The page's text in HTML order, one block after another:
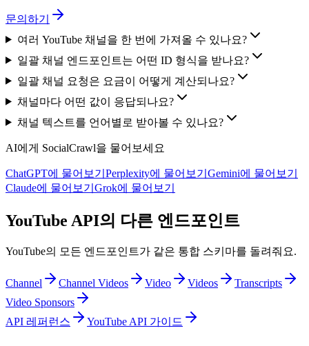
문의하기
여러 YouTube 채널을 한 번에 가져올 수 있나요?
일괄 채널 엔드포인트는 어떤 ID 형식을 받나요?
일괄 채널 요청은 요금이 어떻게 계산되나요?
채널마다 어떤 값이 응답되나요?
채널 텍스트를 언어별로 받아볼 수 있나요?
AI에게 SocialCrawl을 물어보세요
ChatGPT에 물어보기 Perplexity에 물어보기 Gemini에 물어보기
Claude에 물어보기 Grok에 물어보기
YouTube API의 다른 엔드포인트
YouTube의 모든 엔드포인트가 같은 통합 스키마를 돌려줘요.
Channel Channel Videos Video Videos
Transcripts
Video Sponsors
API 레퍼런스
YouTube API 가이드